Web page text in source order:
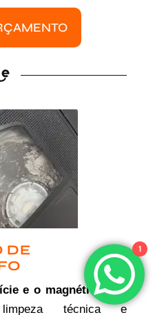
DE
e o magnético das
técnica e
1